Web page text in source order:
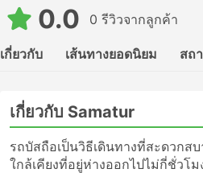
0.0 0 รีวิวจากลูกค้า
เกี่ยวกับ เส้นทางยอดนิยม สถ
เกี่ยวกับ Samatur
รถบัสถือเป็นวิธีเดินทางที่สะดวกส
ใกล้เคียงที่อยู่ห่างออกไปไม่กี่ชั่วโ